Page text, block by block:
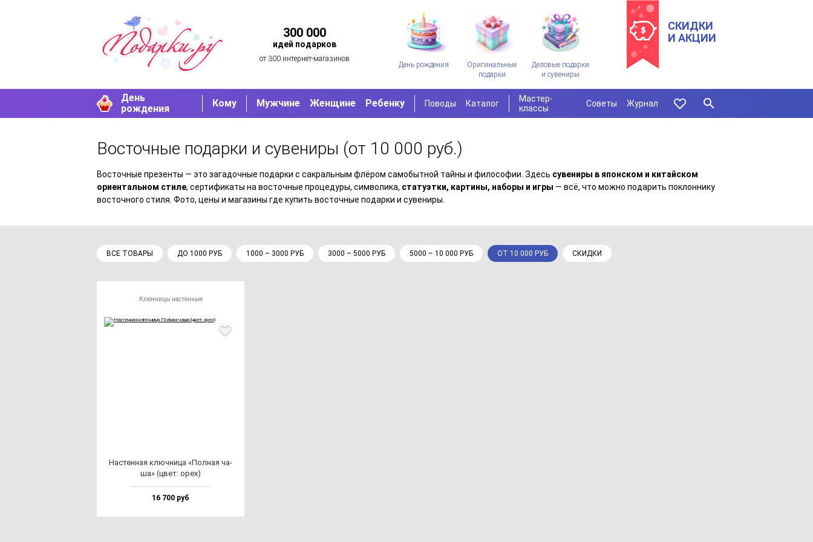
300 000
идей подарков
от 300 интернет-магазинов
День рождения
Оригинальные
подарки
Деловые подарки
и сувениры
СКИДКИ
И АКЦИИ
День
рождения
Кому Мужчине Женщине Ребенку Поводы Каталог
Мастер-
классы
Советы Журнал
Восточные подарки и сувениры (от 10 000 руб.)
Восточные презенты — это загадочные подарки с сакральным флёром самобытной тайны и философии. Здесь сувениры в японском и китайском
ориентальном стиле, сертификаты на восточные процедуры, символика, статуэтки, картины, наборы и игры — всё, что можно подарить поклоннику
восточного стиля. Фото, цены и магазины где купить восточные подарки и сувениры.
ВСЕ ТОВАРЫ ДО 1000 РУБ 1000 – 3000 РУБ 3000 – 5000 РУБ 5000 – 10 000 РУБ ОТ 10 000 РУБ СКИДКИ
Ключницы настенные
Нас­тен­ная ключ­ни­ца «Пол­ная ча­
ша» (цвет: орех)
16 700 руб